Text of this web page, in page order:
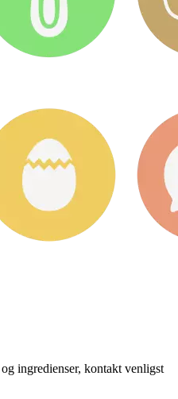
ingredienser, kontakt venligst